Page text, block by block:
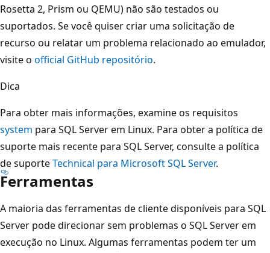
Rosetta 2, Prism ou QEMU) não são testados ou
suportados. Se você quiser criar uma solicitação de
recurso ou relatar um problema relacionado ao emulador,
visite o official GitHub repositório.
Dica
Para obter mais informações, examine os requisitos
system para SQL Server em Linux. Para obter a política de
suporte mais recente para SQL Server, consulte a política
de suporteTechnical para Microsoft SQL Server.
Ferramentas
A maioria das ferramentas de cliente disponíveis para SQL
Server pode direcionar sem problemas o SQL Server em
execução no Linux. Algumas ferramentas podem ter um